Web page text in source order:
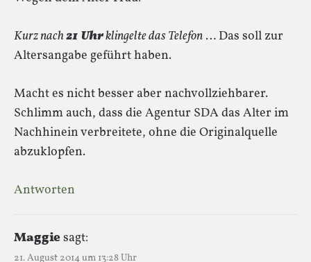
Kurz nach21 Uhrklingelte das Telefon … Das soll zur
Altersangabe geführt haben.
Macht es nicht besser aber nachvollziehbarer.
Schlimm auch, dass die Agentur SDA das Alter im
Nachhinein verbreitete, ohne die Originalquelle
abzuklopfen.
Antworten
Maggiesagt:
21. August 2014 um 13:28 Uhr